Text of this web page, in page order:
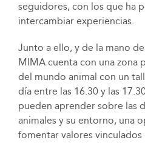
seguidores, con los que ha
intercambiar experiencias.
Junto a ello, y de la mano
MIMA cuenta con una zona
del mundo animal con un
día entre las 16.30 y las
pueden aprender sobre las
animales y su entorno, una
fomentar valores vinculados